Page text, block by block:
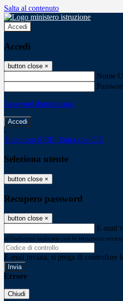
Salta al contenuto
Accedi
Accedi
button close ×
Nome
Password dimenticata?
-
Entra con SPID Entra con CIE
Seleziona utente
button close ×
Recupero password
button close ×
E-mail
all'indirizzo indicato con le istruzioni
E-mail inviata, si prega di controllare
Errore
Chiudi